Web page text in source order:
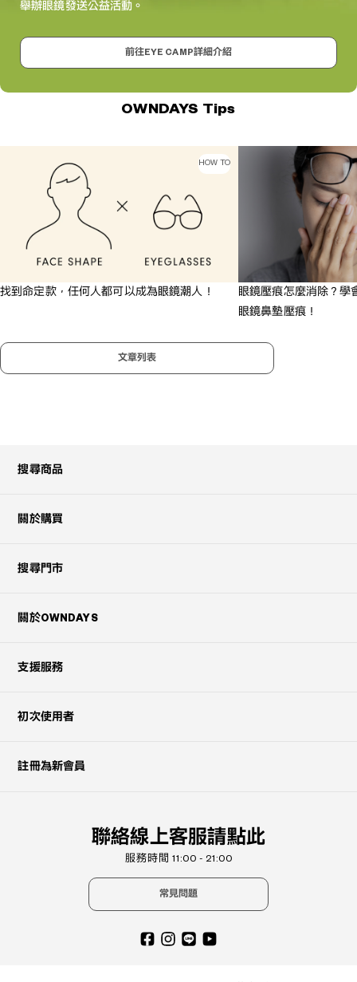
舉辦眼鏡發送公益活動。
前往EYE CAMP詳細介紹
OWNDAYS Tips
HOW TO
找到命定款，任何人都可以成為眼鏡潮人！
眼鏡壓痕怎麼消除？學
眼鏡鼻墊壓痕！
文章列表
搜尋商品
關於購買
搜尋門市
關於OWNDAYS
支援服務
初次使用者
註冊為新會員
聯絡線上客服請點此
服務時間 11:00 - 21:00
常見問題